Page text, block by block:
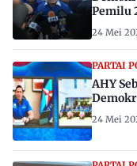
Pemilu
24 Mei
PARTAI
AHY
24 Mei